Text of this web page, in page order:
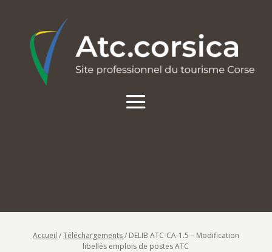
Accueil /Téléchargements/ DELIB ATC-CA-1.5 – Modification
libellés emplois de postes ATC